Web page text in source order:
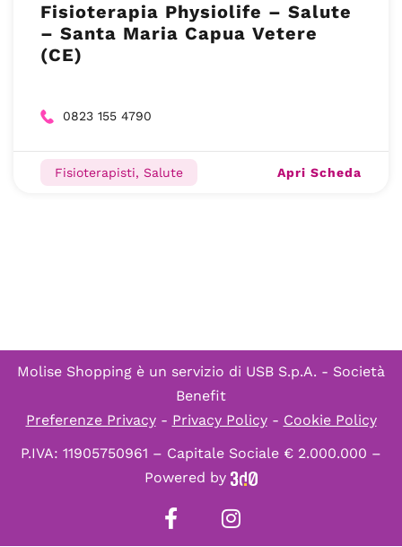
Fisioterapia Physiolife – Salute
– Santa Maria Capua Vetere
(CE)
0823 155 4790
Fisioterapisti, Salute Apri Scheda
Molise Shopping è un servizio di USB S.p.A. - Società
Benefit
Preferenze Privacy- Privacy Policy- Cookie Policy
P.IVA: 11905750961 – Capitale Sociale € 2.000.000 –
Powered by